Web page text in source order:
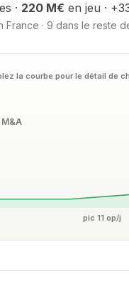
· 220 M€ en jeu ·
France · 9 dans le
la courbe pour le détail de
pic 11 op/j